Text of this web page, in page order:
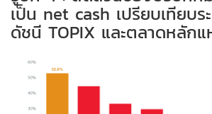
เป็น net cash เปรียบเทียบร
ดัชนี TOPIX และตลาดหลัก